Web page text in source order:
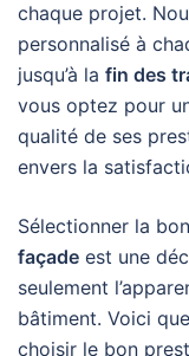
chaque projet.
personnalisé à
jusqu’à la fin des
vous optez pour
qualité de ses
envers la
Sélectionner la
façade est une
seulement
bâtiment. Voici
choisir le bon